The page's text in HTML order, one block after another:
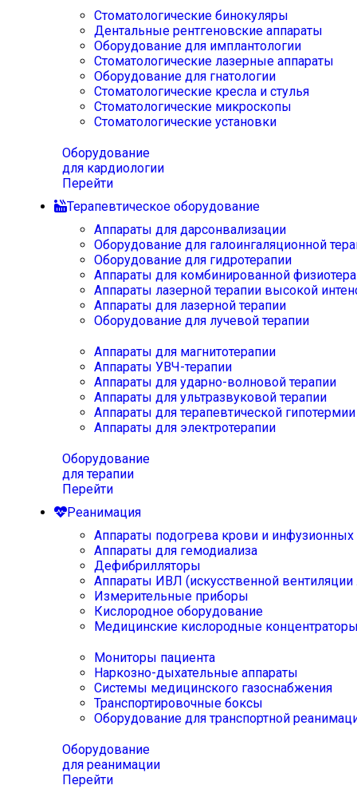
Стоматологические бинокуляры
Дентальные рентгеновские аппараты
Оборудование для имплантологии
Стоматологические лазерные аппараты
Оборудование для гнатологии
Стоматологические кресла и стулья
Стоматологические микроскопы
Стоматологические установки
Оборудование
для кардиологии
Перейти
Терапевтическое оборудование
Аппараты для дарсонвализации
Оборудование для галоингаляционной
Оборудование для гидротерапии
Аппараты для комбинированной
Аппараты лазерной терапии высокой
Аппараты для лазерной терапии
Оборудование для лучевой терапии
Аппараты для магнитотерапии
Аппараты УВЧ-терапии
Аппараты для ударно-волновой терапии
Аппараты для ультразвуковой терапии
Аппараты для терапевтической
Аппараты для электротерапии
Оборудование
для терапии
Перейти
Реанимация
Аппараты подогрева крови и инфузионных
Аппараты для гемодиализа
Дефибрилляторы
Аппараты ИВЛ (искусственной вентиляции
Измерительные приборы
Кислородное оборудование
Медицинские кислородные
Мониторы пациента
Наркозно-дыхательные аппараты
Системы медицинского газоснабжения
Транспортировочные боксы
Оборудование для транспортной
Оборудование
для реанимации
Перейти